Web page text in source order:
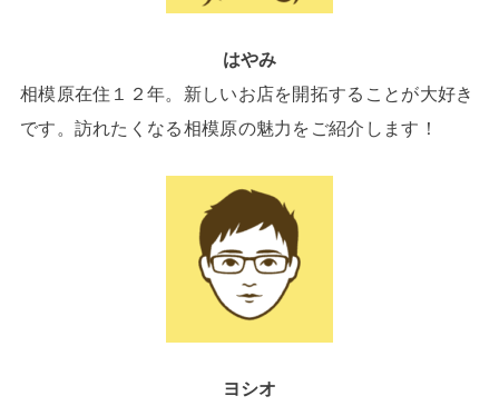
はやみ
相模原在住１２年。新しいお店を開拓することが大好き
です。訪れたくなる相模原の魅力をご紹介します！
ヨシオ